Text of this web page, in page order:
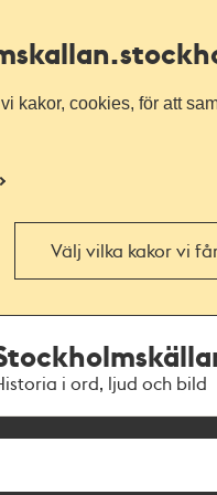
kakor, cookies, för att
Välj vilka kakor vi
i ord, ljud och bild